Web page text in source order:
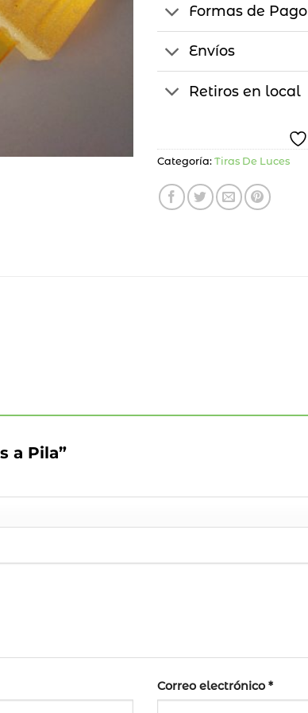
Formas de Pago
Envíos
Retiros en local
Categoría: Tiras De Luces
a Pila”
Correo electrónico *